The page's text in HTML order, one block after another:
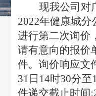
现我公司对
2022年健康城分
进行第二次询价
请有意向的报价
件。询价响应文
31日14时30分
件递交截止时间